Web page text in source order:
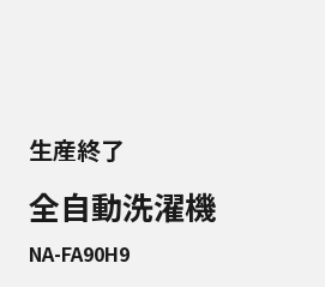
生産終了
全自動洗濯機
NA-FA90H9